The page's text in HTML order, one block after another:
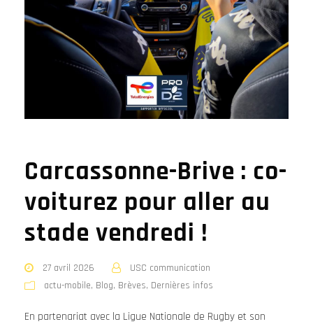
Carcassonne-Brive : co-
voiturez pour aller au
stade vendredi !
27 avril 2026
USC communication
actu-mobile, Blog, Brèves, Dernières infos
En partenariat avec la Ligue Nationale de Rugby et son